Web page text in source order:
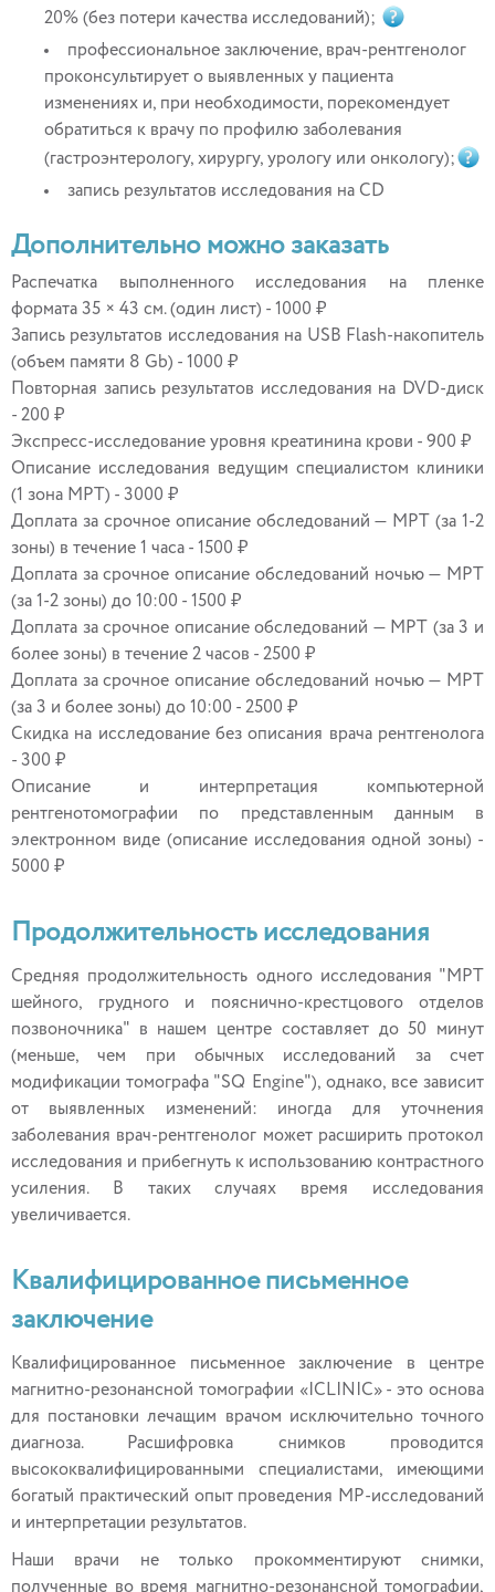
Продолжительность исследования
Средняя продолжительность одного исследования "МРТ
шейного, грудного и пояснично-крестцового отделов
позвоночника" в нашем центре составляет до 50 минут
(меньше, чем при обычных исследований за счет
модификации томографа "SQ Engine"), однако, все зависит
от выявленных изменений: иногда для уточнения
заболевания врач-рентгенолог может расширить протокол
исследования и прибегнуть к использованию контрастного
усиления. В таких случаях время исследования
увеличивается.
Квалифицированное письменное
заключение
Квалифицированное письменное заключение в центре
магнитно-резонансной томографии «ICLINIC» - это основа
для постановки лечащим врачом исключительно точного
диагноза. Расшифровка снимков проводится
высококвалифицированными специалистами, имеющими
богатый практический опыт проведения МР-исследований
и интерпретации результатов.
Наши врачи не только прокомментируют снимки,
полученные во время магнитно-резонансной томографии,
20% (без потери качества исследований);
профессиональное заключение, врач-рентгенолог
проконсультирует о выявленных у пациента
изменениях и, при необходимости, порекомендует
обратиться к врачу по профилю заболевания
(гастроэнтерологу, хирургу, урологу или онкологу);
запись результатов исследования на CD
Дополнительно можно заказать
Распечатка выполненного исследования на пленке
формата 35 × 43 см. (один лист) - 1000 ₽
Запись результатов исследования на USB Flash-накопитель
(объем памяти 8 Gb) - 1000 ₽
Повторная запись результатов исследования на DVD-диск
- 200 ₽
Экспресс-исследование уровня креатинина крови - 900 ₽
Описание исследования ведущим специалистом клиники
(1 зона МРТ) - 3000 ₽
Доплата за срочное описание обследований — МРТ (за 1-2
зоны) в течение 1 часа - 1500 ₽
Доплата за срочное описание обследований ночью — МРТ
(за 1-2 зоны) до 10:00 - 1500 ₽
Доплата за срочное описание обследований — МРТ (за 3 и
более зоны) в течение 2 часов - 2500 ₽
Доплата за срочное описание обследований ночью — МРТ
(за 3 и более зоны) до 10:00 - 2500 ₽
Скидка на исследование без описания врача рентгенолога
- 300 ₽
Описание и интерпретация компьютерной
рентгенотомографии по представленным данным в
электронном виде (описание исследования одной зоны) -
5000 ₽